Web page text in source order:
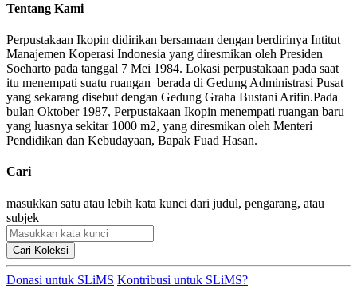
Tentang Kami
Perpustakaan Ikopin didirikan bersamaan dengan berdirinya Intitut
Manajemen Koperasi Indonesia yang diresmikan oleh Presiden
Soeharto pada tanggal 7 Mei 1984. Lokasi perpustakaan pada saat
itu menempati suatu ruangan berada di Gedung Administrasi Pusat
yang sekarang disebut dengan Gedung Graha Bustani Arifin.Pada
bulan Oktober 1987, Perpustakaan Ikopin menempati ruangan baru
yang luasnya sekitar 1000 m2, yang diresmikan oleh Menteri
Pendidikan dan Kebudayaan, Bapak Fuad Hasan.
Cari
masukkan satu atau lebih kata kunci dari judul, pengarang, atau
subjek
Cari Koleksi
Donasi untuk SLiMS Kontribusi untuk SLiMS?